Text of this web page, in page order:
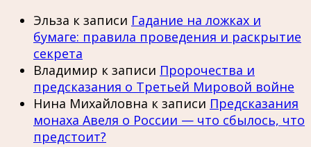
Эльза к записи Гадание на ложках и
бумаге: правила проведения и раскрытие
секрета
Владимир к записи Пророчества и
предсказания о Третьей Мировой войне
Нина Михайловна к записи Предсказания
монаха Авеля о России — что сбылось, что
предстоит?